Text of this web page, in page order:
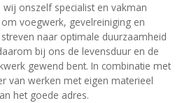
onszelf specialist en vakman
voegwerk, gevelreiniging en
naar optimale duurzaamheid
bij ons de levensduur en de
gewend bent. In combinatie met
van werken met eigen materieel
het goede adres.